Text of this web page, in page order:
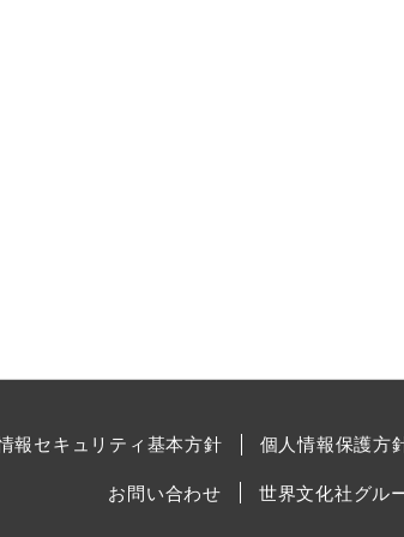
報セキュリティ基本方針 個人情報保護方
お問い合わせ 世界文化社グル